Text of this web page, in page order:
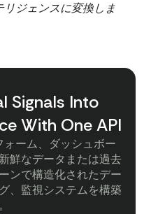
ジェンスに変換しま
Signals Into
With One API
ーム、ダッシュボー
鮮なデータまたは過去
ンで構造化されたデー
、監視システムを構築